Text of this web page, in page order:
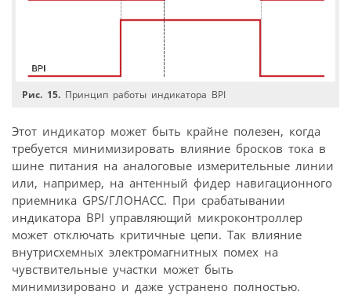
Рис. 15. Принцип работы индикатора BPI
Этот индикатор может быть крайне полезен, когда
требуется минимизировать влияние бросков тока в
шине питания на аналоговые измерительные линии
или, например, на антенный фидер навигационного
приемника GPS/ГЛОНАСС. При срабатывании
индикатора BPI управляющий микроконтроллер
может отключать критичные цепи. Так влияние
внутрисхемных электромагнитных помех на
чувствительные участки может быть
минимизировано и даже устранено полностью.